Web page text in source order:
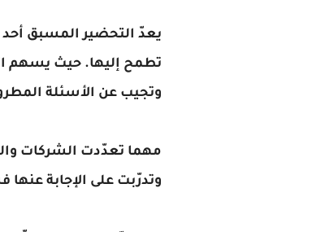
يعدّ التحضير المسبق
تطمح إليها. حيث يسهم
وتجيب عن الأسئلة
مهما تعدّدت الشركات
وتدرّبت على الإجابة